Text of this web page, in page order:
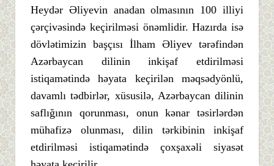
Heydər Əliyevin anadan olmasının 100 illiyi
çərçivəsində keçirilməsi önəmlidir. Hazırda isə
dövlətimizin başçısı İlham Əliyev tərəfindən
Azərbaycan dilinin inkişaf etdirilməsi
istiqamətində həyata keçirilən məqsədyönlü,
davamlı tədbirlər, xüsusilə, Azərbaycan dilinin
saflığının qorunması, onun kənar təsirlərdən
mühafizə olunması, dilin tərkibinin inkişaf
etdirilməsi istiqamətində çoxşaxəli siyasət